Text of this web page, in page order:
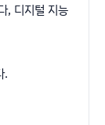
, 디지털 지능
.